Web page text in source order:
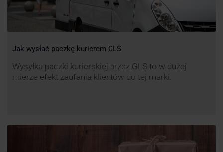
Jak wysłać paczkę kurierem GLS
Wysyłka paczki kurierskiej przez GLS to w dużej
mierze efekt zaufania klientów do tej marki.